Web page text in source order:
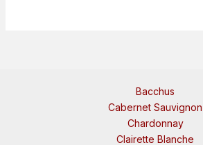
Bacchus
Cabernet Sauvignon
Chardonnay
Clairette Blanche